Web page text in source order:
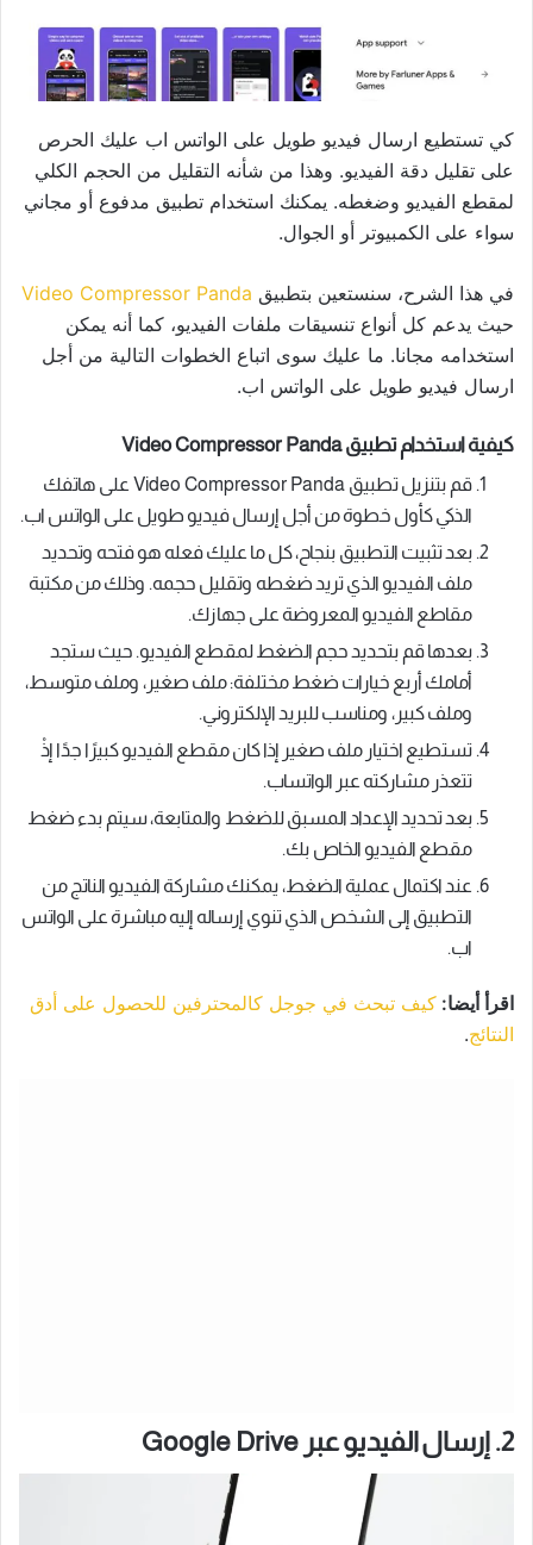
كي تستطيع ارسال فيديو طويل على الواتس اب عليك الحرص
على تقليل دقة الفيديو. وهذا من شأنه التقليل من الحجم الكلي
لمقطع الفيديو وضغطه. يمكنك استخدام تطبيق مدفوع أو مجاني
سواء على الكمبيوتر أو الجوال.
في هذا الشرح، سنستعين بتطبيق Video Compressor Panda
حيث يدعم كل أنواع تنسيقات ملفات الفيديو، كما أنه يمكن
استخدامه مجانا. ما عليك سوى اتباع الخطوات التالية من أجل
ارسال فيديو طويل على الواتس اب.
كيفية استخدام تطبيق Video Compressor Panda
قم بتنزيل تطبيق Video Compressor Panda على هاتفك
الذكي كأول خطوة من أجل إرسال فيديو طويل على الواتس اب.
بعد تثبيت التطبيق بنجاح، كل ما عليك فعله هو فتحه وتحديد
ملف الفيديو الذي تريد ضغطه وتقليل حجمه. وذلك من مكتبة
مقاطع الفيديو المعروضة على جهازك.
بعدها قم بتحديد حجم الضغط لمقطع الفيديو. حيث ستجد
أمامك أربع خيارات ضغط مختلفة: ملف صغير، وملف متوسط،
وملف كبير، ومناسب للبريد الإلكتروني.
تستطيع اختيار ملف صغير إذا كان مقطع الفيديو كبيرًا جدًا إذْ
تتعذر مشاركته عبر الواتساب.
بعد تحديد الإعداد المسبق للضغط والمتابعة، سيتم بدء ضغط
مقطع الفيديو الخاص بك.
عند اكتمال عملية الضغط، يمكنك مشاركة الفيديو الناتج من
التطبيق إلى الشخص الذي تنوي إرساله إليه مباشرة على الواتس
اب.
اقرأ أيضا: كيف تبحث في جوجل كالمحترفين للحصول على أدق
النتائج.
2. إرسال الفيديو عبر Google Drive